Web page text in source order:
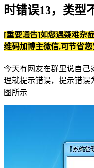
时错误13，类型
[重要通告]如您遇疑难杂
维码加博主微信,可节省
今天有网友在群里说自己
理就提示错误，提示错误
图所示